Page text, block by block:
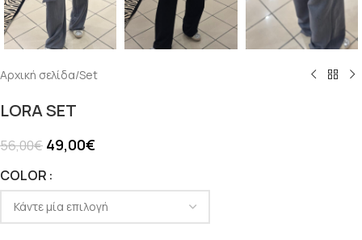
Αρχική σελίδα/Set
LORA SET
56,00€ 49,00€
COLOR